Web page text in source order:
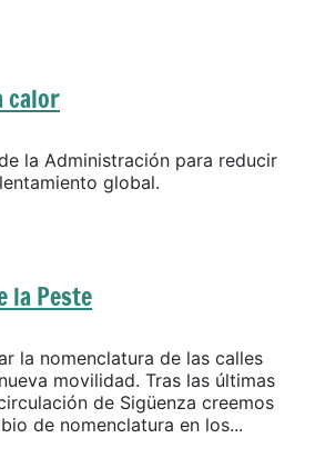
calor
la Administración para reducir
global.
la Peste
la nomenclatura de las calles
movilidad. Tras las últimas
de Sigüenza creemos
de nomenclatura en los...